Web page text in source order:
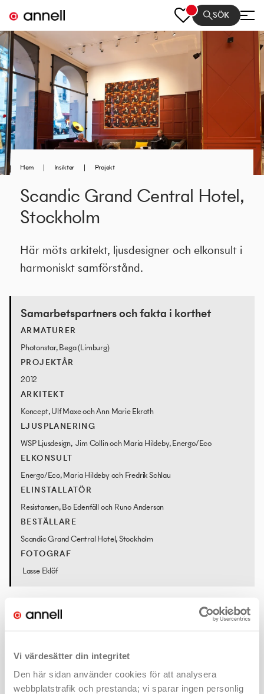
Vi värdesätter din integritet
Den här sidan använder cookies för att analysera
webbplatstrafik och prestanda; vi sparar ingen personlig
SÖK
Hem | Insikter | Projekt
Scandic Grand Central Hotel,
Stockholm
Här möts arkitekt, ljusdesigner och elkonsult i
harmoniskt samförstånd.
Samarbetspartners och fakta i korthet
ARMATURER
Photonstar, Bega (Limburg)
PROJEKTÅR
2012
ARKITEKT
Koncept, Ulf Maxe och Ann Marie Ekroth
LJUSPLANERING
WSP Ljusdesign, Jim Collin och Maria Hildeby, Energo/Eco
ELKONSULT
Energo/Eco, Maria Hildeby och Fredrik Schlau
ELINSTALLATÖR
Resistansen, Bo Edenfäll och Runo Anderson
BESTÄLLARE
Scandic Grand Central Hotel, Stockholm
FOTOGRAF
Lasse Eklöf